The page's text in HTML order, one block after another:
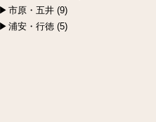
市原・五井 (9)
浦安・行徳 (5)